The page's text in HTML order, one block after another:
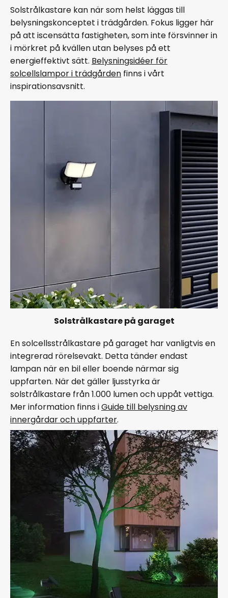
Solstrålkastare kan när som helst läggas till
belysningskonceptet i trädgården. Fokus ligger här
på att iscensätta fastigheten, som inte försvinner in
i mörkret på kvällen utan belyses på ett
energieffektivt sätt. Belysningsidéer för
solcellslampor i trädgården finns i vårt
inspirationsavsnitt.
Solstrålkastare på garaget
En solcellsstrålkastare på garaget har vanligtvis en
integrerad rörelsevakt. Detta tänder endast
lampan när en bil eller boende närmar sig
uppfarten. När det gäller ljusstyrka är
solstrålkastare från 1.000 lumen och uppåt vettiga.
Mer information finns iGuide till belysning av
innergårdar och uppfarter.